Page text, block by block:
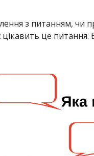
з питанням, чи
це питання.